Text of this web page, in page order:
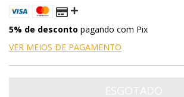
5% de desconto pagando com Pix
VER MEIOS DE PAGAMENTO